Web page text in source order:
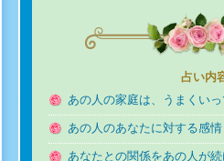
占い内
あの人の家庭は、うまくいっ
あの人のあなたに対する感情
あなたとの関係をあの人が